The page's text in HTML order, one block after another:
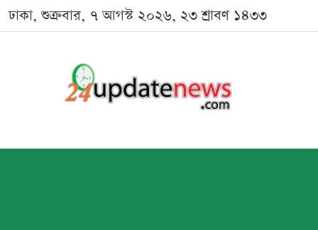
ঢাকা, শুক্রবার, ৭ আগস্ট ২০২৬, ২৩ শ্রাবণ ১৪৩৩